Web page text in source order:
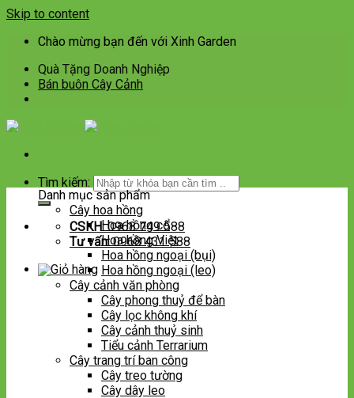
Skip to content
Chào mừng bạn đến với Xinh Garden
Quà Tặng Doanh Nghiệp
Bán buôn Cây Cảnh
Tìm kiếm:
CSKH:0968 749 588
Tư vấn:0968 431 588
Danh mục sản phẩm
Cây hoa hồng
Hoa hồng cổ
Hoa hồng Việt
Hoa hồng ngoại (bụi)
Hoa hồng ngoại (leo)
Cây cảnh văn phòng
Cây phong thuỷ để bàn
Cây lọc không khí
Cây cảnh thuỷ sinh
Tiểu cảnh Terrarium
Cây trang trí ban công
Cây treo tường
Cây dây leo